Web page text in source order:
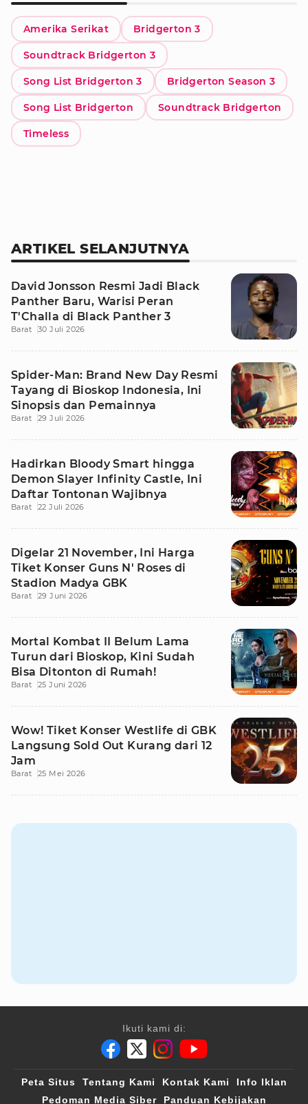
Amerika Serikat Bridgerton 3
Soundtrack Bridgerton 3
Song List Bridgerton 3 Bridgerton Season 3
Song List Bridgerton Soundtrack Bridgerton
Timeless
ARTIKEL SELANJUTNYA
David Jonsson Resmi Jadi Black
Panther Baru, Warisi Peran
T'Challa di Black Panther 3
Barat 30 Juli 2026
Spider-Man: Brand New Day Resmi
Tayang di Bioskop Indonesia, Ini
Sinopsis dan Pemainnya
Barat 29 Juli 2026
Hadirkan Bloody Smart hingga
Demon Slayer Infinity Castle, Ini
Daftar Tontonan Wajibnya
Barat 22 Juli 2026
Digelar 21 November, Ini Harga
Tiket Konser Guns N' Roses di
Stadion Madya GBK
Barat 29 Juni 2026
Mortal Kombat II Belum Lama
Turun dari Bioskop, Kini Sudah
Bisa Ditonton di Rumah!
Barat 25 Juni 2026
Wow! Tiket Konser Westlife di GBK
Langsung Sold Out Kurang dari 12
Jam
Barat 25 Mei 2026
Ikuti kami di:
Peta Situs Tentang Kami Kontak Kami
Info Iklan
Pedoman Media Siber
Panduan Kebijakan